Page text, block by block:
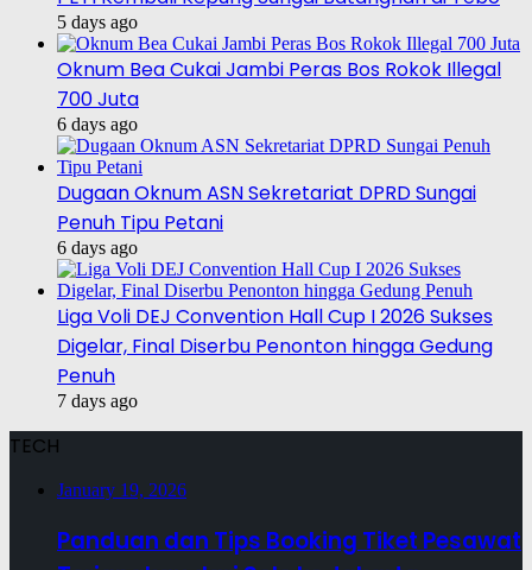
5 days ago
Oknum Bea Cukai Jambi Peras Bos Rokok Illegal
700 Juta
6 days ago
Dugaan Oknum ASN Sekretariat DPRD Sungai
Penuh Tipu Petani
6 days ago
Liga Voli DEJ Convention Hall Cup I 2026 Sukses
Digelar, Final Diserbu Penonton hingga Gedung
Penuh
7 days ago
TECH
January 19, 2026
Panduan dan Tips Booking Tiket Pesawat